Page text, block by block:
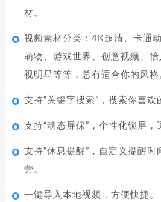
材。
视频素材分类：4K超清、卡通
萌物、游戏世界、创意视频、
视明星等等，总有适合你的风格
支持“关键字搜索”，搜索你喜欢
支持“动态屏保”，个性化锁屏，
支持“休息提醒”，自定义提醒
劳。
一键导入本地视频，方便快捷。